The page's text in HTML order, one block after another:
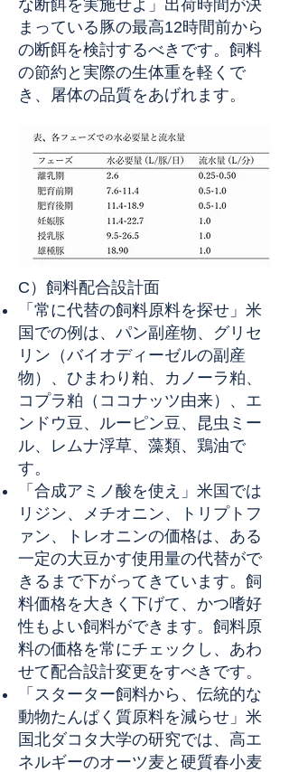
な断餌を実施せよ」出荷時間が決
まっている豚の最高12時間前から
の断餌を検討するべきです。飼料
の節約と実際の生体重を軽くで
き、屠体の品質をあげれます。
C）飼料配合設計面
「常に代替の飼料原料を探せ」米
国での例は、パン副産物、グリセ
リン（バイオディーゼルの副産
物）、ひまわり粕、カノーラ粕、
コプラ粕（ココナッツ由来）、エ
ンドウ豆、ルーピン豆、昆虫ミー
ル、レムナ浮草、藻類、鶏油で
す。
「合成アミノ酸を使え」米国では
リジン、メチオニン、トリプトフ
ァン、トレオニンの価格は、ある
一定の大豆かす使用量の代替がで
きるまで下がってきています。飼
料価格を大きく下げて、かつ嗜好
性もよい飼料ができます。飼料原
料の価格を常にチェックし、あわ
せて配合設計変更をすべきです。
「スターター飼料から、伝統的な
動物たんぱく質原料を減らせ」米
国北ダコタ大学の研究では、高エ
ネルギーのオーツ麦と硬質春小麦